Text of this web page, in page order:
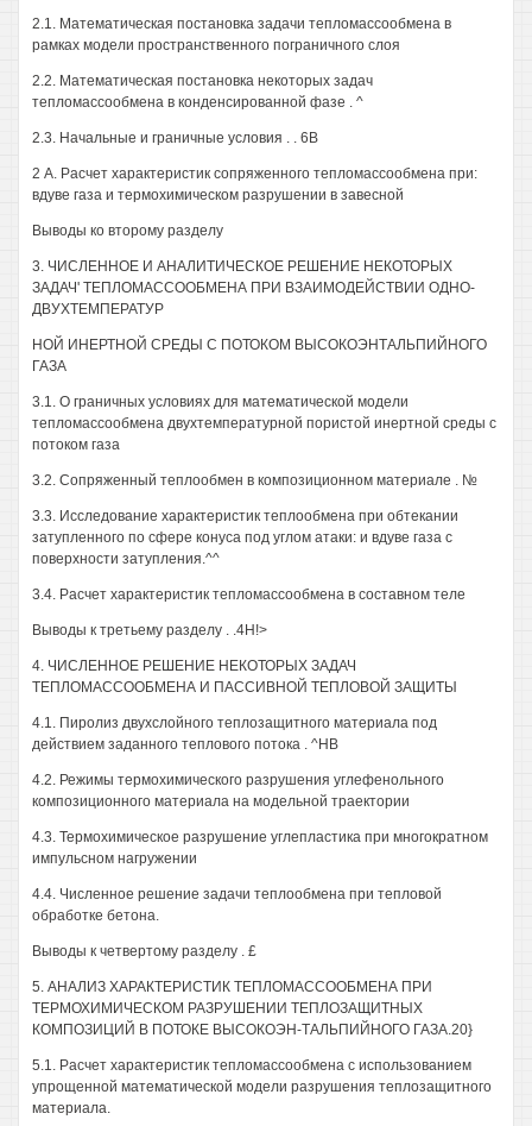
2.1. Математическая постановка задачи тепломассообмена в
рамках модели пространственного пограничного слоя
2.2. Математическая постановка некоторых задач
тепломассообмена в конденсированной фазе . ^
2.3. Начальные и граничные условия . . 6В
2 А. Расчет характеристик сопряженного тепломассообмена при:
вдуве газа и термохимическом разрушении в завесной
Выводы ко второму разделу
3. ЧИСЛЕННОЕ И АНАЛИТИЧЕСКОЕ РЕШЕНИЕ НЕКОТОРЫХ
ЗАДАЧ' ТЕПЛОМАССООБМЕНА ПРИ ВЗАИМОДЕЙСТВИИ ОДНО-
ДВУХТЕМПЕРАТУР
НОЙ ИНЕРТНОЙ СРЕДЫ С ПОТОКОМ ВЫСОКОЭНТАЛЬПИЙНОГО
ГАЗА
3.1. О граничных условиях для математической модели
тепломассообмена двухтемпературной пористой инертной среды с
потоком газа
3.2. Сопряженный теплообмен в композиционном материале . №
3.3. Исследование характеристик теплообмена при обтекании
затупленного по сфере конуса под углом атаки: и вдуве газа с
поверхности затупления.^^
3.4. Расчет характеристик тепломассообмена в составном теле
Выводы к третьему разделу . .4Н!>
4. ЧИСЛЕННОЕ РЕШЕНИЕ НЕКОТОРЫХ ЗАДАЧ
ТЕПЛОМАССООБМЕНА И ПАССИВНОЙ ТЕПЛОВОЙ ЗАЩИТЫ
4.1. Пиролиз двухслойного теплозащитного материала под
действием заданного теплового потока . ^НВ
4.2. Режимы термохимического разрушения углефенольного
композиционного материала на модельной траектории
4.3. Термохимическое разрушение углепластика при многократном
импульсном нагружении
4.4. Численное решение задачи теплообмена при тепловой
обработке бетона.
Выводы к четвертому разделу . £
5. АНАЛИЗ ХАРАКТЕРИСТИК ТЕПЛОМАССООБМЕНА ПРИ
ТЕРМОХИМИЧЕСКОМ РАЗРУШЕНИИ ТЕПЛОЗАЩИТНЫХ
КОМПОЗИЦИЙ В ПОТОКЕ ВЫСОКОЭН-ТАЛЬПИЙНОГО ГАЗА.20}
5.1. Расчет характеристик тепломассообмена с использованием
упрощенной математической модели разрушения теплозащитного
материала.